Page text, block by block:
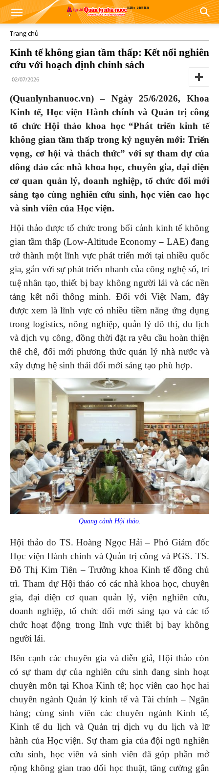
Trang chủ
Kinh tế không gian tầm thấp: Kết nối nghiên
cứu với hoạch định chính sách
02/07/2026
(Quanlynhanuoc.vn) – Ngày 25/6/2026, Khoa
Kinh tế, Học viện Hành chính và Quản trị công
tổ chức Hội thảo khoa học “Phát triển kinh tế
không gian tầm thấp trong kỷ nguyên mới: Triển
vọng, cơ hội và thách thức” với sự tham dự của
đông đảo các nhà khoa học, chuyên gia, đại diện
cơ quan quản lý, doanh nghiệp, tổ chức đổi mới
sáng tạo cùng nghiên cứu sinh, học viên cao học
và sinh viên của Học viện.
Hội thảo được tổ chức trong bối cảnh kinh tế không
gian tầm thấp (Low-Altitude Economy – LAE) đang
trở thành một lĩnh vực phát triển mới tại nhiều quốc
gia, gắn với sự phát triển nhanh của công nghệ số, trí
tuệ nhân tạo, thiết bị bay không người lái và các nền
tảng kết nối thông minh. Đối với Việt Nam, đây
được xem là lĩnh vực có nhiều tiềm năng ứng dụng
trong logistics, nông nghiệp, quản lý đô thị, du lịch
và dịch vụ công, đồng thời đặt ra yêu cầu hoàn thiện
thể chế, đổi mới phương thức quản lý nhà nước và
xây dựng hệ sinh thái đổi mới sáng tạo phù hợp.
Quang cảnh Hội thảo.
Hội thảo do TS. Hoàng Ngọc Hải – Phó Giám đốc
Học viện Hành chính và Quản trị công và PGS. TS.
Đỗ Thị Kim Tiên – Trưởng khoa Kinh tế đồng chủ
trì. Tham dự Hội thảo có các nhà khoa học, chuyên
gia, đại diện cơ quan quản lý, viện nghiên cứu,
doanh nghiệp, tổ chức đổi mới sáng tạo và các tổ
chức hoạt động trong lĩnh vực thiết bị bay không
người lái.
Bên cạnh các chuyên gia và diễn giả, Hội thảo còn
có sự tham dự của nghiên cứu sinh đang sinh hoạt
chuyên môn tại Khoa Kinh tế; học viên cao học hai
chuyên ngành Quản lý kinh tế và Tài chính – Ngân
hàng; cùng sinh viên các chuyên ngành Kinh tế,
Kinh tế du lịch và Quản trị dịch vụ du lịch và lữ
hành của Học viện. Sự tham gia của đội ngũ nghiên
cứu sinh, học viên và sinh viên đã góp phần mở
rộng không gian trao đổi học thuật, tăng cường gắn